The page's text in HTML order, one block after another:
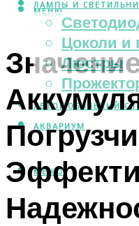
ЛАМПЫ И
Цоколи и
Люстры
АВТОМОБИЛЬНЫЙ
АКВАРИУМ
МЕНЮ
МЕНЮ